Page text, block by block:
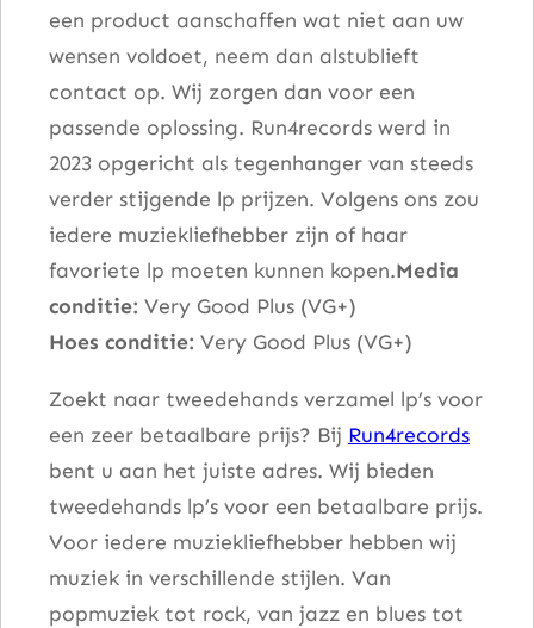
een product aanschaffen wat niet aan uw
wensen voldoet, neem dan alstublieft
contact op. Wij zorgen dan voor een
passende oplossing. Run4records werd in
2023 opgericht als tegenhanger van steeds
verder stijgende lp prijzen. Volgens ons zou
iedere muziekliefhebber zijn of haar
favoriete lp moeten kunnen kopen.Media
conditie: Very Good Plus (VG+)
Hoes conditie: Very Good Plus (VG+)
Zoekt naar tweedehands verzamel lp’s voor
een zeer betaalbare prijs? Bij Run4records
bent u aan het juiste adres. Wij bieden
tweedehands lp’s voor een betaalbare prijs.
Voor iedere muziekliefhebber hebben wij
muziek in verschillende stijlen. Van
popmuziek tot rock, van jazz en blues tot